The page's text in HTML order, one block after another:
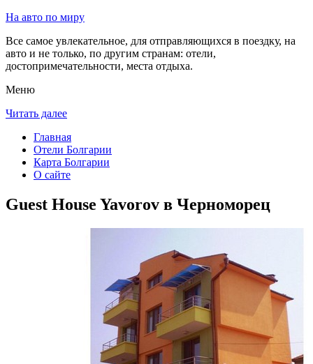
На авто по миру
Все самое увлекательное, для отправляющихся в поездку, на
авто и не только, по другим странам: отели,
достопримечательности, места отдыха.
Меню
Читать далее
Главная
Отели Болгарии
Карта Болгарии
О сайте
Guest House Yavorov в Черноморец